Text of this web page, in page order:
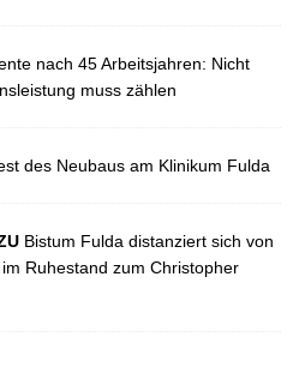
nach 45 Arbeitsjahren: Nicht
muss zählen
des Neubaus am Klinikum Fulda
Bistum Fulda distanziert sich von
Ruhestand zum Christopher